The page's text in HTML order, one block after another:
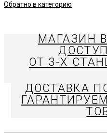
Обратно в категорию
МАГАЗИН
ОТ 3-Х
ДОСТАВКА